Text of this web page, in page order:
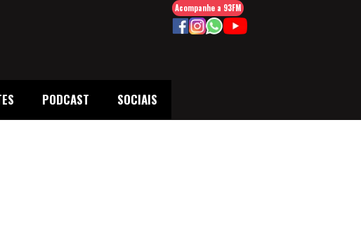
PODCAST SOCIAIS
Acompanhe a 93FM